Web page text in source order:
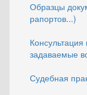
Образцы
рапортов...)
задаваемые
Судебная